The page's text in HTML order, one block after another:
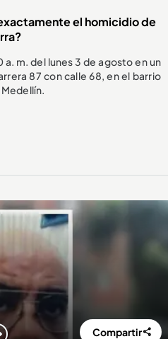
el homicidio de
a. m. del lunes 3 de agosto en un
87 con calle 68, en el barrio
Compartir